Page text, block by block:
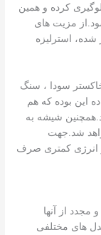
کرده و همین
مزیت های
استرلیزه
سودا ، سنگ
این بوده که هم
شیشه به
شد.جهت
انرژی کمتری صرف
مجدد از آنها
های مختلفی